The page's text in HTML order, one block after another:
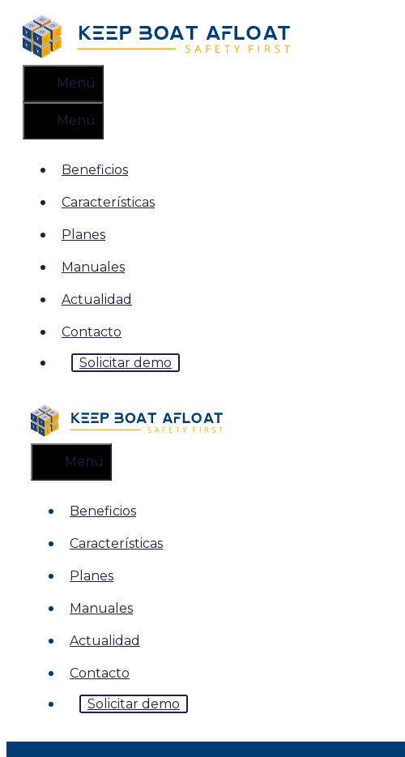
Saltar
contenido
Menú
Menú
Beneficios
Características
Planes
Manuales
Actualidad
Contacto
Solicitar demo
Menú
Beneficios
Características
Planes
Manuales
Actualidad
Contacto
Solicitar demo